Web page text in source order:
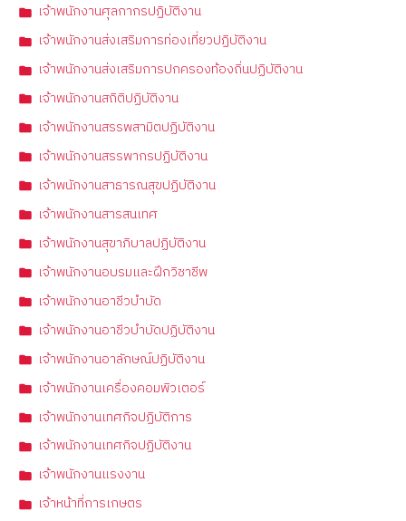
เจ้าพนักงานศุลกากรปฏิบัติงาน
เจ้าพนักงานส่งเสริมการท่องเที่ยวปฏิบัติงาน
เจ้าพนักงานส่งเสริมการปกครองท้องถิ่นปฏิบัติงาน
เจ้าพนักงานสถิติปฏิบัติงาน
เจ้าพนักงานสรรพสามิตปฏิบัติงาน
เจ้าพนักงานสรรพากรปฏิบัติงาน
เจ้าพนักงานสาธารณสุขปฏิบัติงาน
เจ้าพนักงานสารสนเทศ
เจ้าพนักงานสุขาภิบาลปฏิบัติงาน
เจ้าพนักงานอบรมและฝึกวิชาชีพ
เจ้าพนักงานอาชีวบำบัด
เจ้าพนักงานอาชีวบำบัดปฏิบัติงาน
เจ้าพนักงานอาลักษณ์ปฏิบัติงาน
เจ้าพนักงานเครื่องคอมพิวเตอร์
เจ้าพนักงานเทศกิจปฏิบัติการ
เจ้าพนักงานเทศกิจปฏิบัติงาน
เจ้าพนักงานแรงงาน
เจ้าหน้าที่การเกษตร